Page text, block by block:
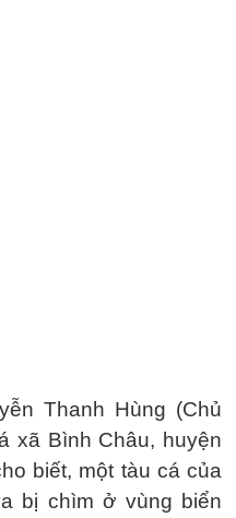
Thanh Hùng (Chủ
xã Bình Châu, huyện
biết, một tàu cá của
bị chìm ở vùng biển